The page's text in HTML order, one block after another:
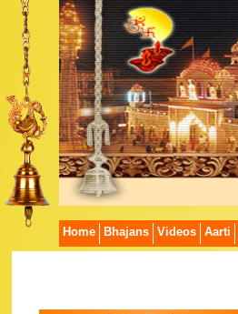
Home Bhajans Videos Aarti